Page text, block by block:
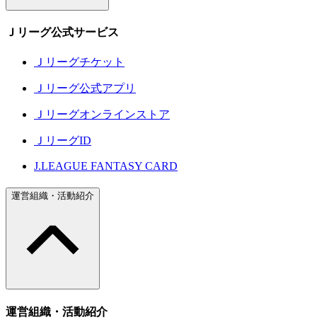
Ｊリーグ公式サービス
Ｊリーグチケット
Ｊリーグ公式アプリ
Ｊリーグオンラインストア
ＪリーグID
J.LEAGUE FANTASY CARD
運営組織・活動紹介
運営組織・活動紹介